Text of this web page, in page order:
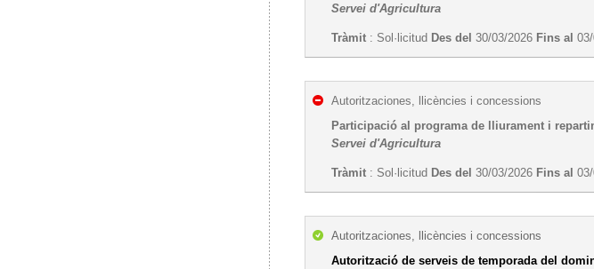
Servei d'Agricultura
Tràmit : Sol·licitud Des del 30/03/2026 Fins al
Autoritzaciones, llicències i concessions
Participació al programa de lliurament i
Servei d'Agricultura
Tràmit : Sol·licitud Des del 30/03/2026 Fins al
Autoritzaciones, llicències i concessions
Autorització de serveis de temporada del